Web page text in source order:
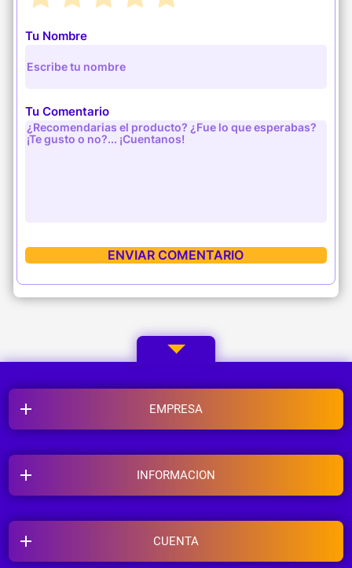
Tu Nombre
Tu Comentario
EMPRESA
INFORMACION
CUENTA